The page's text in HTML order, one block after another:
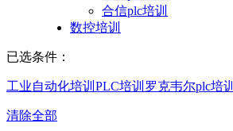
合信plc培训
数控培训
已选条件：
工业自动化培训 PLC培训 罗克韦尔plc培训
清除全部